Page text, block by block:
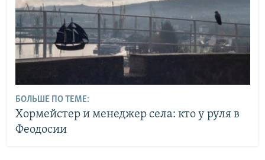
БОЛЬШЕ ПО ТЕМЕ:
Хормейстер и менеджер села: кто у руля в
Феодосии